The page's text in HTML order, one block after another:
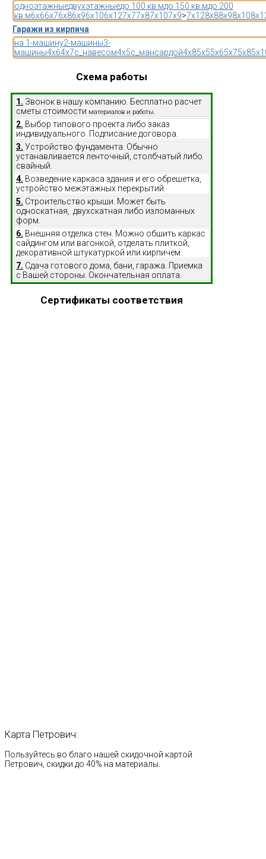
одноэтажныедвухэтажныедо 100 кв.мдо 150 кв.мдо 200
кв.м6x66x76x86x96x106x127x77x87x107x9>7x128x88x98x10
Гаражи из кирпича
на 1-машину2-машины3-
машины4x64x7с_навесом4x5с_мансардой4x85x55x65x75x8
Схема работы
1. Звонок в нашу компанию. Бесплатно расчет
сметы стоимости материалов и работы.
2. Выбор типового проекта либо заказ
индивидуального. Подписание договора.
3. Устройство фундамента. Обычно
устанавливается ленточный, столбчатый либо
свайный.
4. Возведение каркаса здания и его обрешетка,
устройство межэтажных перекрытий.
5. Строительство крыши. Может быть
односкатная, двухскатная либо изломанных
форм.
6. Внешняя отделка стен. Можно обшить каркас
сайдингом или вагонкой, отделать плиткой,
декоративной штукатуркой или кирпичем.
7. Сдача готового дома, бани, гаража. Приемка
с Вашей стороны. Окончательная оплата.
Сертификаты соответствия
Карта Петрович:
Пользуйтесь во благо нашей скидочной картой
Петрович, скидки до 40% на материалы.